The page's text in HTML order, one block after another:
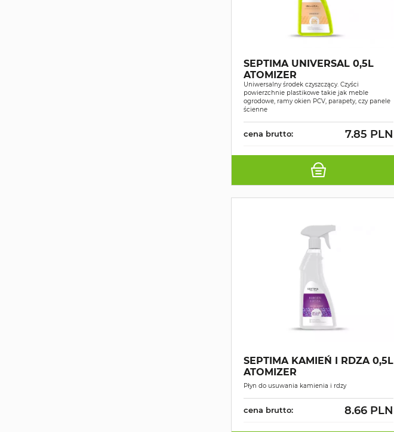
SEPTIMA UNIVERSAL 0,5L
ATOMIZER
Uniwersalny środek czyszczący. Czyści
powierzchnie plastikowe takie jak meble
ogrodowe, ramy okien PCV, parapety, czy panele
ścienne
cena brutto: 7.85 PLN
SEPTIMA KAMIEŃ I RDZA 0,5L
ATOMIZER
Płyn do usuwania kamienia i rdzy
cena brutto: 8.66 PLN